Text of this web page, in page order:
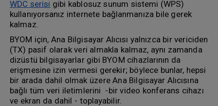
WDC serisi gibi kablosuz sunum sistemi (WPS)
kullanıyorsanız internete bağlanmanıza bile gerek
kalmaz.
BYOM için, Ana Bilgisayar Alıcısı yalnızca bir vericiden
(TX) pasif olarak veri almakla kalmaz, aynı zamanda
dizüstü bilgisayarlar gibi BYOM cihazlarının da
erişmesine izin vermesi gerekir; böylece bunlar, hepsi
bir arada dahil olmak üzere Ana Bilgisayar Alıcısına
bağlı tüm veri iletimlerini -bir video konferans cihazı
ve ekran da dahil - toplayabilir.